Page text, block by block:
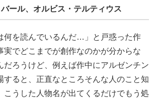
バール、オルビス・テルティウス
何を読んでいるんだ…」と戸惑った作
実でどこまでが創作なのかが分からな
だろうけど、例えば作中にアルゼンチン
すると、正直なところそんな人のこと知
こうした人物名が出てくるだけでもう処